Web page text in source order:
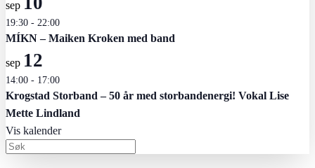
sep
19:30 - 22:00
MÍKN – Maiken Kroken med band
sep 12
14:00 - 17:00
Krogstad Storband – 50 år med storbandenergi! Vokal Lise
Mette Lindland
Vis kalender